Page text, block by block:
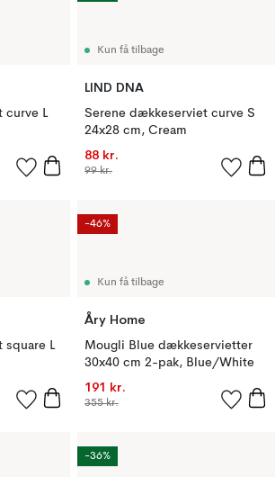
curve L
Kun få tilbage
LIND DNA
Serene dækkeserviet curve S
24x28 cm, Cream
88 kr.
99 kr.
square L
Kun få tilbage
Åry Home
Mougli Blue dækkeservietter
30x40 cm 2-pak, Blue/White
191 kr.
355 kr.
-46%
-36%